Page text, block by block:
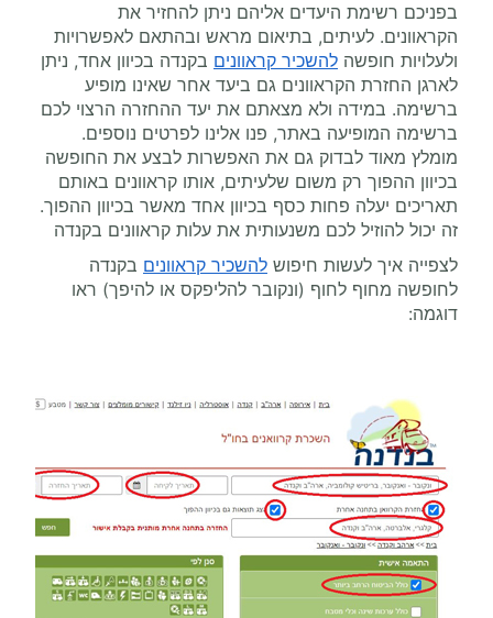
בפניכם רשימת היעדים אליהם ניתן להחזיר את
הקראוונים. לעיתים, בתיאום מראש ובהתאם לאפשרויות
ולעלויות חופשה להשכיר קראוונים בקנדה בכיוון אחד, ניתן
לארגן החזרת הקראוונים גם ביעד אחר שאינו מופיע
ברשימה. במידה ולא מצאתם את יעד ההחזרה הרצוי לכם
ברשימה המופיעה באתר, פנו אלינו לפרטים נוספים.
מומלץ מאוד לבדוק גם את האפשרות לבצע את החופשה
בכיוון ההפוך רק משום שלעיתים, אותו קראוונים באותם
תאריכים יעלה פחות כסף בכיוון אחד מאשר בכיוון ההפוך.
זה יכול להוזיל לכם משנעותית את עלות קראוונים בקנדה
לצפייה איך לעשות חיפוש להשכיר קראוונים בקנדה
לחופשה מחוף לחוף (ונקובר להליפקס או להיפך) ראו
דוגמה: